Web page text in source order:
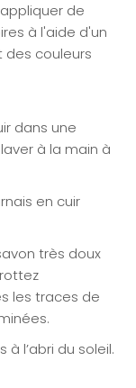
de
à l'aide d'un
des couleurs
dans une
à la main à
en cuir
très doux
les traces de
à l’abri du soleil.